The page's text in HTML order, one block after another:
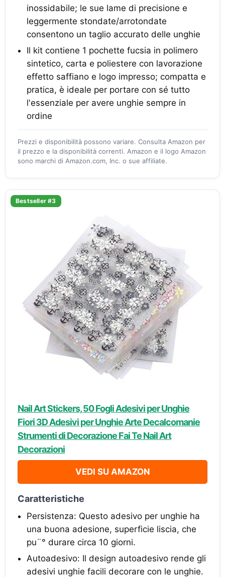
inossidabile; le sue lame di precisione e
leggermente stondate/arrotondate
consentono un taglio accurato delle unghie
Il kit contiene 1 pochette fucsia in polimero
sintetico, carta e poliestere con lavorazione
effetto saffiano e logo impresso; compatta e
pratica, è ideale per portare con sé tutto
l'essenziale per avere unghie sempre in
ordine
Prezzi e disponibilità possono variare. Consulta Amazon per
il prezzo e la disponibilità correnti. Amazon e il logo Amazon
sono marchi di Amazon.com, Inc. o sue affiliate.
Bestseller #3
Nail Art Stickers, 50 Fogli Adesivi per Unghie
Fiori 3D Adesivi per Unghie Arte Decalcomanie
Strumenti di Decorazione Fai Te Nail Art
Decorazioni
VEDI SU AMAZON
Caratteristiche
Persistenza: Questo adesivo per unghie ha
una buona adesione, superficie liscia, che
pu¨° durare circa 10 giorni.
Autoadesivo: Il design autoadesivo rende gli
adesivi unghie facili decorare con le unghie.